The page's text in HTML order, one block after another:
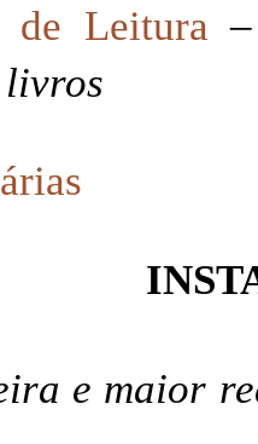
de Leitura
e maior